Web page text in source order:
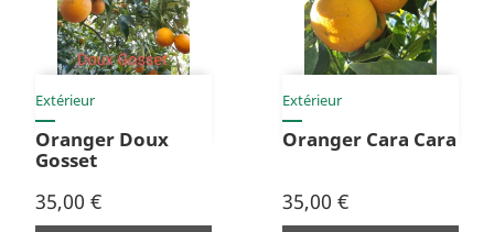
Extérieur
Oranger Doux
Gosset
Prix
35,00 €
Extérieur
Oranger Cara Cara
Prix
35,00 €